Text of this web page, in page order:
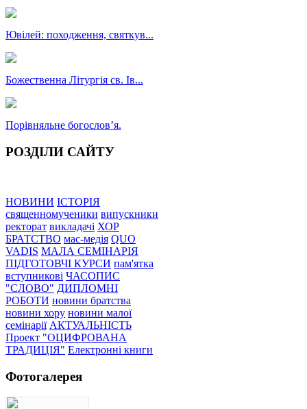
Ювілей: походження, святкув...
Божественна Літургія св. Ів...
Порівняльне богословʼя.
РОЗДІЛИ САЙТУ
НОВИНИ ІСТОРІЯ
священномученики випускники
ректорат викладачі ХОР
БРАТСТВО мас-медія QUO
VADIS МАЛА СЕМІНАРІЯ
ПІДГОТОВЧІ КУРСИ пам'ятка
вступникові ЧАСОПИС
"СЛОВО" ДИПЛОМНІ
РОБОТИ новини братства
новини хору новини малої
семінарії АКТУАЛЬНІСТЬ
Проект "ОЦИФРОВАНА
ТРАДИЦІЯ" Електронні книги
Фотогалерея